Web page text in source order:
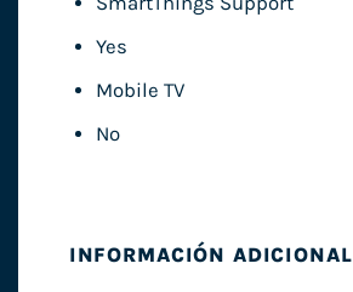
Yes
Mobile TV
No
INFORMACIÓN ADICIONAL